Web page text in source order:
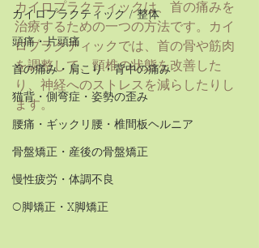
カイロプラクティック / 整体
頭痛・片頭痛
首の痛み・肩こり・背中の痛み
猫背・側弯症・姿勢の歪み
腰痛・ギックリ腰・椎間板ヘルニア
骨盤矯正・産後の骨盤矯正
慢性疲労・体調不良
O脚矯正・X脚矯正
カイロプラクティックは、首の痛みを
治療するための一つの方法です。カイ
ロプラクティックでは、首の骨や筋肉
を調整して、頸椎の状態を改善した
り、神経へのストレスを減らしたりし
ます。